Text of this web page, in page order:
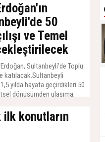
50
ve Temel
Sultanbeyli’de Toplu
katılacak.Sultanbeyli
yılda hayata geçirdikleri 50
dönüşümden ulaşıma,
ilk konutların